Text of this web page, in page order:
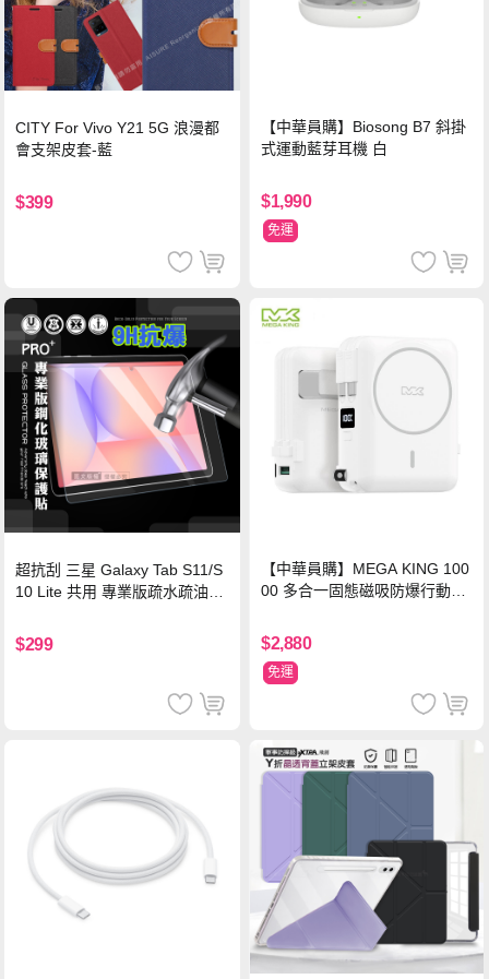
CITY For Vivo Y21 5G 浪漫都
會支架皮套-藍
$399
【中華員購】Biosong B7 斜掛
式運動藍芽耳機 白
$1,990
免運
超抗刮 三星 Galaxy Tab S11/S
10 Lite 共用 專業版疏水疏油9H
$299
【中華員購】MEGA KING 100
00 多合一固態磁吸防爆行動電
$2,880
免運